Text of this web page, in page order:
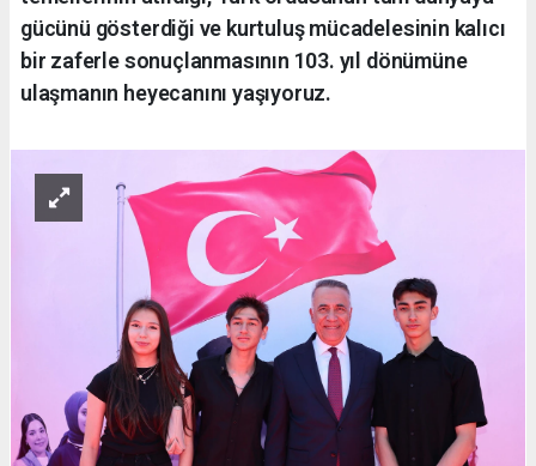
gücünü gösterdiği ve kurtuluş mücadelesinin kalıcı
bir zaferle sonuçlanmasının 103. yıl dönümüne
ulaşmanın heyecanını yaşıyoruz.